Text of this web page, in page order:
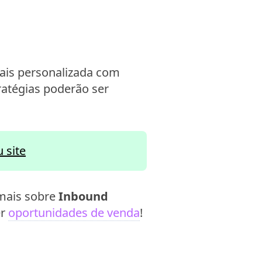
personalizada com
poderão ser
site
sobreInbound
oportunidades de venda!